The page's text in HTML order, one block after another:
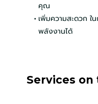
คุณ
เพิ่มความสะดวก ใ
พลังงานได้
Services on